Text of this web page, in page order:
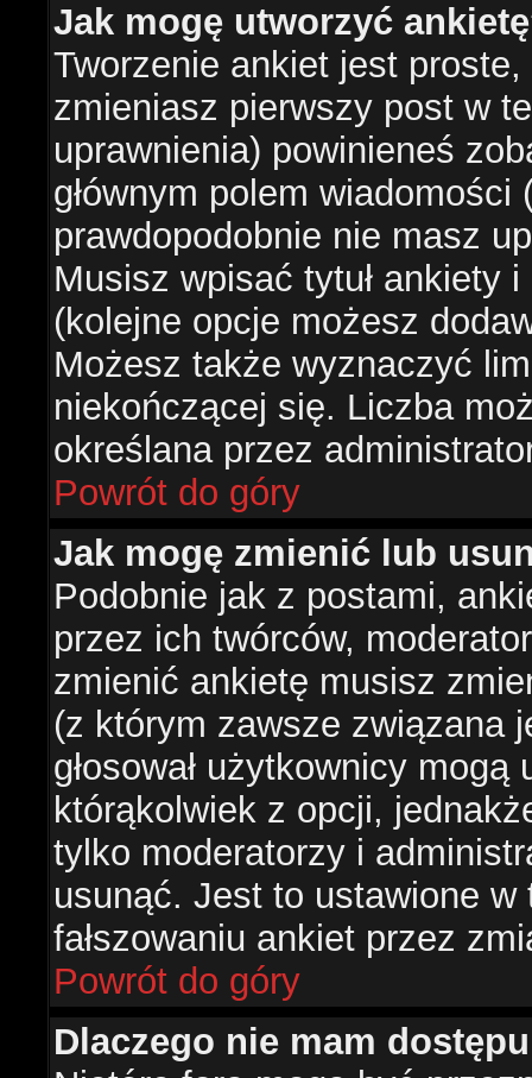
Jak mogę utworzyć
Tworzenie ankiet jest
zmieniasz pierwszy post w
uprawnienia) powinieneś
głównym polem
prawdopodobnie nie masz
Musisz wpisać tytuł ankiety
(kolejne opcje możesz
Możesz także wyznaczyć
niekończącej się. Liczba
określana przez
Powrót do góry
Jak mogę zmienić lub
Podobnie jak z postami,
przez ich twórców,
zmienić ankietę musisz
(z którym zawsze związana
głosował użytkownicy
którąkolwiek z opcji,
tylko moderatorzy i
usunąć. Jest to ustawione
fałszowaniu ankiet przez
Powrót do góry
Dlaczego nie mam